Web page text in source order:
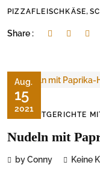
PIZZAFLEISCHKÄSE,
Share :
Aug.
15
2021
HAUPTGERICHTE
Nudeln mit
by Conny Keine